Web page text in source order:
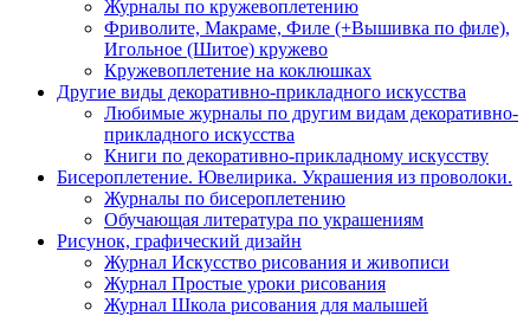
Журналы по кружевоплетению
Фриволите, Макраме, Филе (+Вышивка по филе),
Игольное (Шитое) кружево
Кружевоплетение на коклюшках
Другие виды декоративно-прикладного искусства
Любимые журналы по другим видам декоративно-
прикладного искусства
Книги по декоративно-прикладному искусству
Бисероплетение. Ювелирика. Украшения из проволоки.
Журналы по бисероплетению
Обучающая литература по украшениям
Рисунок, графический дизайн
Журнал Искусство рисования и живописи
Журнал Простые уроки рисования
Журнал Школа рисования для малышей